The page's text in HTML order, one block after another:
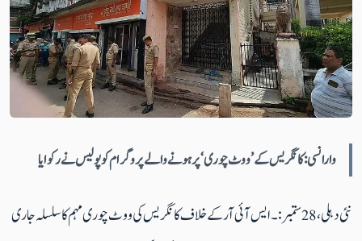
وارانسی :کانگریس کے ’ووٹ چوری‘ پر ہونے والے پروگرام کو پولیس نے رکوایا
نئی دہلی ،28 ستمبر :۔ ایس آئی آر کے خلاف کانگریس کی ووٹ چوری مہم کا سلسلہ جاری